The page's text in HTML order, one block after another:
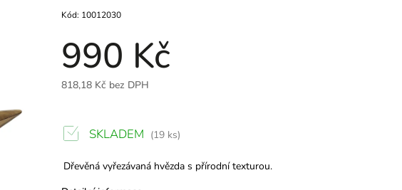
990 Kč
818,18 Kč bez DPH
Kód: 10012030
Dřevěná vyřezávaná hvězda s přírodní texturou.
SKLADEM (19 ks)